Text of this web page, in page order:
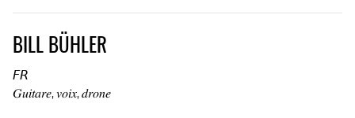
BILL BÜHLER
𝘍𝘙
𝐺𝑢𝑖𝑡𝑎𝑟𝑒, 𝑣𝑜𝑖𝑥, 𝑑𝑟𝑜𝑛𝑒